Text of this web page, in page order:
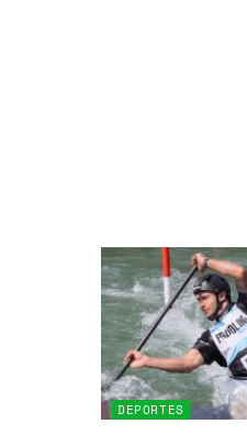
DEPORTES